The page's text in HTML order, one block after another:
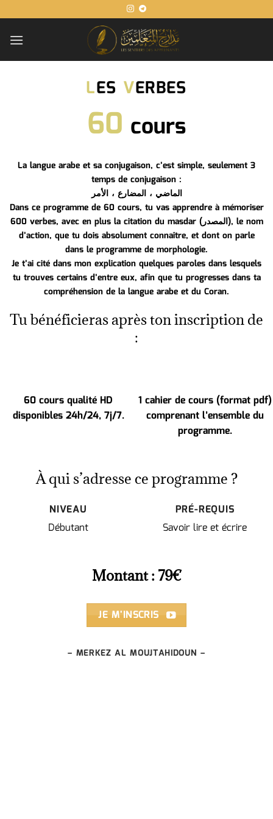
au
contenu
LES VERBES
60 cours
La langue arabe et sa conjugaison, c’est simple, seulement 3
temps de conjugaison :
الماضي ، المضارع ، الأمر
Dans ce programme de 60 cours, tu vas apprendre à mémoriser
600 verbes, avec en plus la citation du masdar (المصدر), le nom
d’action, que tu dois absolument connaître, et dont on parle
dans le programme de morphologie.
Je t’ai cité dans mon explication quelques paroles dans lesquels
tu trouves certains d’entre eux, afin que tu progresses dans ta
compréhension de la langue arabe et du Coran.
Tu bénéficieras après ton inscription de
:
60 cours qualité HD
disponibles 24h/24, 7j/7.
1 cahier de cours (format pdf)
comprenant l’ensemble du
programme.
À qui s’adresse ce programme ?
NIVEAU
Débutant
PRÉ-REQUIS
Savoir lire et écrire
Montant : 79€
JE M'INSCRIS
– MERKEZ AL MOUJTAHIDOUN –